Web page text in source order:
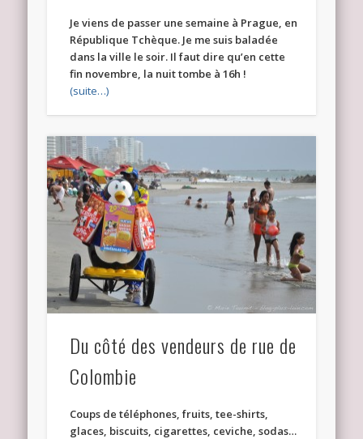
Je viens de passer une semaine à Prague, en
République Tchèque. Je me suis baladée
dans la ville le soir. Il faut dire qu’en cette
fin novembre, la nuit tombe à 16h !
(suite…)
Du côté des vendeurs de rue de
Colombie
Coups de téléphones, fruits, tee-shirts,
glaces, biscuits, cigarettes, ceviche, sodas…